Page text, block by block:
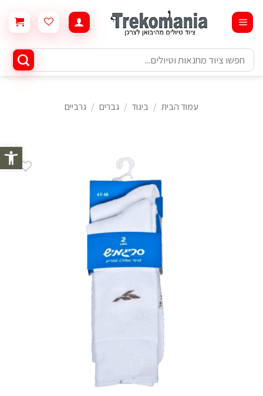
פתח
content
חיפוש
עבור:
עמוד הבית / ביגוד / גברים / גרביים